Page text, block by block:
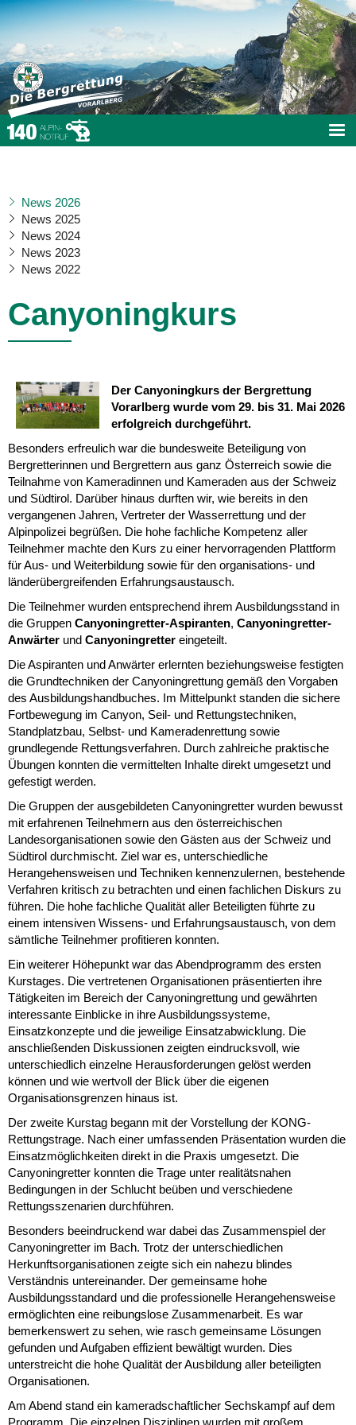
News 2026
News 2025
News 2024
News 2023
News 2022
Canyoningkurs
Der Canyoningkurs der Bergrettung
Vorarlberg wurde vom 29. bis 31. Mai 2026
erfolgreich durchgeführt.
Besonders erfreulich war die bundesweite Beteiligung von
Bergretterinnen und Bergrettern aus ganz Österreich sowie die
Teilnahme von Kameradinnen und Kameraden aus der Schweiz
und Südtirol. Darüber hinaus durften wir, wie bereits in den
vergangenen Jahren, Vertreter der Wasserrettung und der
Alpinpolizei begrüßen. Die hohe fachliche Kompetenz aller
Teilnehmer machte den Kurs zu einer hervorragenden Plattform
für Aus- und Weiterbildung sowie für den organisations- und
länderübergreifenden Erfahrungsaustausch.
Die Teilnehmer wurden entsprechend ihrem Ausbildungsstand in
die Gruppen Canyoningretter-Aspiranten, Canyoningretter-
Anwärter und Canyoningretter eingeteilt.
Die Aspiranten und Anwärter erlernten beziehungsweise festigten
die Grundtechniken der Canyoningrettung gemäß den Vorgaben
des Ausbildungshandbuches. Im Mittelpunkt standen die sichere
Fortbewegung im Canyon, Seil- und Rettungstechniken,
Standplatzbau, Selbst- und Kameradenrettung sowie
grundlegende Rettungsverfahren. Durch zahlreiche praktische
Übungen konnten die vermittelten Inhalte direkt umgesetzt und
gefestigt werden.
Die Gruppen der ausgebildeten Canyoningretter wurden bewusst
mit erfahrenen Teilnehmern aus den österreichischen
Landesorganisationen sowie den Gästen aus der Schweiz und
Südtirol durchmischt. Ziel war es, unterschiedliche
Herangehensweisen und Techniken kennenzulernen, bestehende
Verfahren kritisch zu betrachten und einen fachlichen Diskurs zu
führen. Die hohe fachliche Qualität aller Beteiligten führte zu
einem intensiven Wissens- und Erfahrungsaustausch, von dem
sämtliche Teilnehmer profitieren konnten.
Ein weiterer Höhepunkt war das Abendprogramm des ersten
Kurstages. Die vertretenen Organisationen präsentierten ihre
Tätigkeiten im Bereich der Canyoningrettung und gewährten
interessante Einblicke in ihre Ausbildungssysteme,
Einsatzkonzepte und die jeweilige Einsatzabwicklung. Die
anschließenden Diskussionen zeigten eindrucksvoll, wie
unterschiedlich einzelne Herausforderungen gelöst werden
können und wie wertvoll der Blick über die eigenen
Organisationsgrenzen hinaus ist.
Der zweite Kurstag begann mit der Vorstellung der KONG-
Rettungstrage. Nach einer umfassenden Präsentation wurden die
Einsatzmöglichkeiten direkt in die Praxis umgesetzt. Die
Canyoningretter konnten die Trage unter realitätsnahen
Bedingungen in der Schlucht beüben und verschiedene
Rettungsszenarien durchführen.
Besonders beeindruckend war dabei das Zusammenspiel der
Canyoningretter im Bach. Trotz der unterschiedlichen
Herkunftsorganisationen zeigte sich ein nahezu blindes
Verständnis untereinander. Der gemeinsame hohe
Ausbildungsstandard und die professionelle Herangehensweise
ermöglichten eine reibungslose Zusammenarbeit. Es war
bemerkenswert zu sehen, wie rasch gemeinsame Lösungen
gefunden und Aufgaben effizient bewältigt wurden. Dies
unterstreicht die hohe Qualität der Ausbildung aller beteiligten
Organisationen.
Am Abend stand ein kameradschaftlicher Sechskampf auf dem
Programm. Die einzelnen Disziplinen wurden mit großem